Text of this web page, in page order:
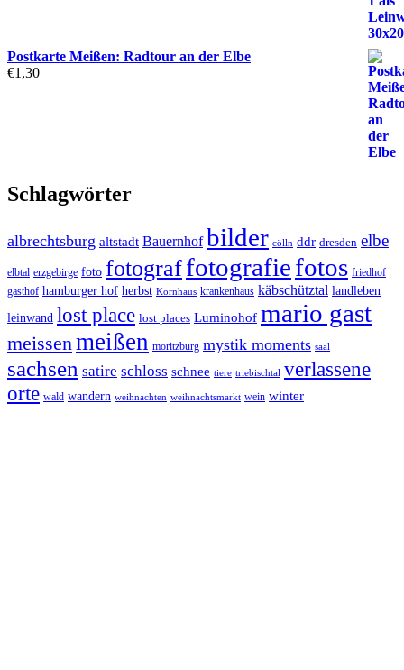
Postkarte Meißen: Radtour an der Elbe
€1,30
Schlagwörter
albrechtsburg altstadt Bauernhof bilder cölln ddr dresden elbe
elbtal erzgebirge foto fotograffotografiefotos friedhof
gasthof hamburger hof herbst Kornhaus krankenhaus käbschütztal landleben
leinwand lost place lost places Luminohof mario gast
meissenmeißen moritzburg mystik moments saal
sachsen satire schloss schnee tiere triebischtal verlassene
orte wald wandern weihnachten weihnachtsmarkt wein winter